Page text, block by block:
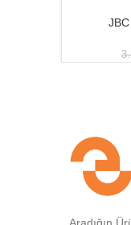
Aradığın